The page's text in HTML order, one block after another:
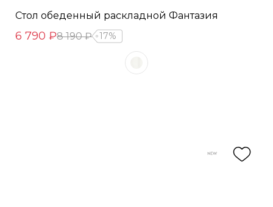
Стол обеденный раскладной Фантазия
6 790 ₽8 190 ₽ 17%